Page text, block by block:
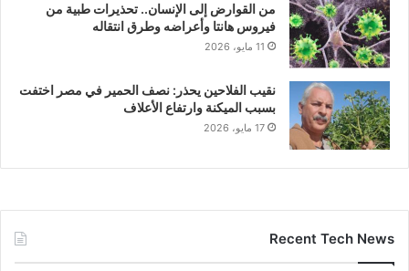
من القوارض إلى الإنسان.. تحذيرات طبية من
فيروس هانتا وأعراضه وطرق انتقاله
11 مايو، 2026
نقيب الفلاحين يحذر: نصف الحمير في مصر اختفت
بسبب الميكنة وارتفاع الأعلاف
17 مايو، 2026
Recent Tech News